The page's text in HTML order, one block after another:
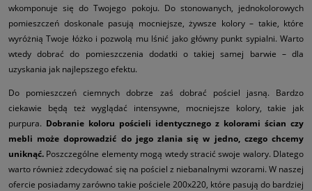
wkomponuje się do Twojego pokoju. Do stonowanych, jednokolorowych
pomieszczeń doskonale pasują mocniejsze, żywsze kolory – takie, które
wyróżnią Twoje łóżko i pozwolą mu lśnić jako główny punkt sypialni. Warto
wtedy dobrać do pomieszczenia dodatki o takiej samej barwie – dla
uzyskania jak najlepszego efektu.
Do pomieszczeń ciemnych dobrze zaś dobrać pościel jasną. Bardzo
ciekawie będą też wyglądać intensywne, mocniejsze kolory, takie jak
purpura. Dobranie koloru pościeli identycznego z kolorami ścian czy
mebli może doprowadzić do jego zlania się w jedno, czego chcemy
uniknąć. Poszczególne elementy mogą wtedy stracić swoje walory. Dlatego
warto również zdecydować się na pościel z niebanalnymi wzorami. W naszej
ofercie posiadamy zarówno takie pościele 200x220, które pasują do bardziej